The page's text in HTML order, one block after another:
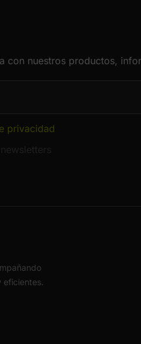
con nuestros productos,
privacidad
eficientes.